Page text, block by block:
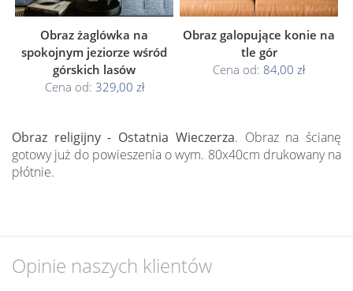
Obraz żaglówka na
spokojnym jeziorze wśród
górskich lasów
Cena od: 329,00 zł
Obraz galopujące konie na
tle gór
Cena od: 84,00 zł
Obraz religijny - Ostatnia Wieczerza. Obraz na ścianę
gotowy już do powieszenia o wym. 80x40cm drukowany na
płótnie.
Opinie naszych klientów